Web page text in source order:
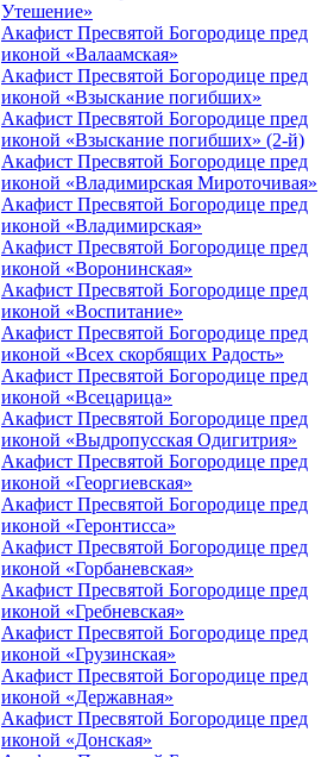
Утешение»
Акафист Пресвятой Богородице пред
иконой «Валаамская»
Акафист Пресвятой Богородице пред
иконой «Взыскание погибших»
Акафист Пресвятой Богородице пред
иконой «Взыскание погибших» (2-й)
Акафист Пресвятой Богородице пред
иконой «Владимирская Мироточивая»
Акафист Пресвятой Богородице пред
иконой «Владимирская»
Акафист Пресвятой Богородице пред
иконой «Воронинская»
Акафист Пресвятой Богородице пред
иконой «Воспитание»
Акафист Пресвятой Богородице пред
иконой «Всех скорбящих Радость»
Акафист Пресвятой Богородице пред
иконой «Всецарица»
Акафист Пресвятой Богородице пред
иконой «Выдропусская Одигитрия»
Акафист Пресвятой Богородице пред
иконой «Георгиевская»
Акафист Пресвятой Богородице пред
иконой «Геронтисса»
Акафист Пресвятой Богородице пред
иконой «Горбаневская»
Акафист Пресвятой Богородице пред
иконой «Гребневская»
Акафист Пресвятой Богородице пред
иконой «Грузинская»
Акафист Пресвятой Богородице пред
иконой «Державная»
Акафист Пресвятой Богородице пред
иконой «Донская»